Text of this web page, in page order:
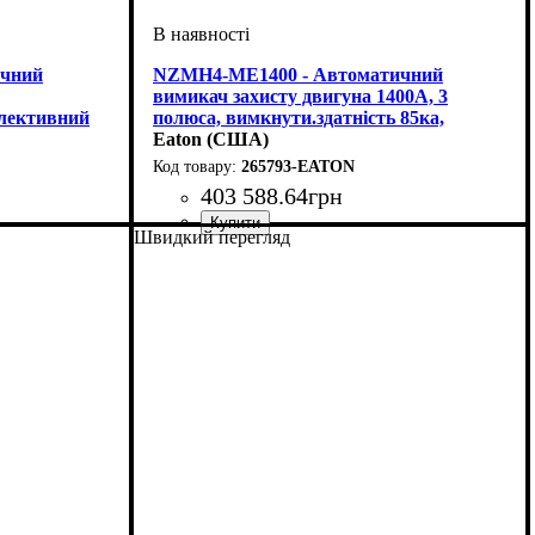
NZMH4-ME1400 - Автоматичний
вимикач захисту двигуна 1400А, 3
полюса, вимкнути.здатність 85ка,
електронний розчіплювач
Eaton (США)
265793-EATON
403 588.64грн
Обладнання: автомат
Номінальний струм, А
Кількість полюсів
Струм: AC
Вимикаюча здатність, kA
Розчіплювач: електронний (LSI)
Серія: NZM4
Швидкий перегляд